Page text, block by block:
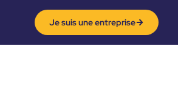
Je suis une entreprise